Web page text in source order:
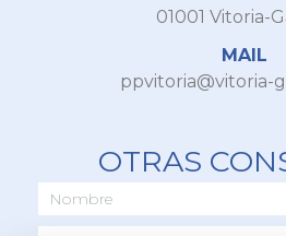
01001 Vitoria-
MAIL
ppvitoria@vitoria-
OTRAS